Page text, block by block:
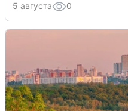
5 августа 0